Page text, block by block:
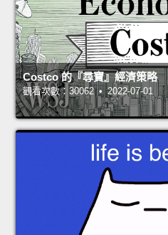
Costco 的『尋寶』經濟策略
觀看次數：30062 • 2022-07-01